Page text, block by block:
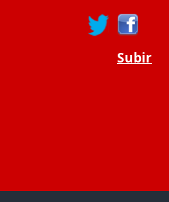
Subir